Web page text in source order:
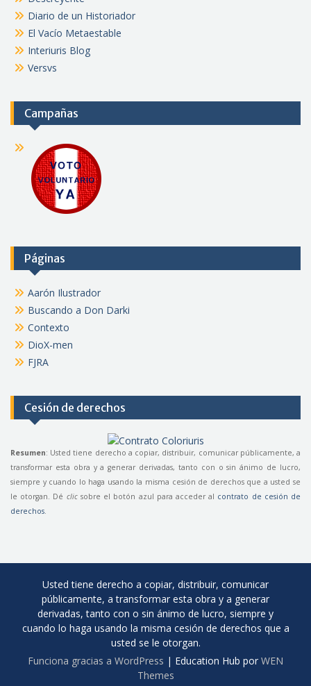
Diario de un Historiador
El Vacío Metaestable
Interiuris Blog
Versvs
Campañas
Páginas
Aarón Ilustrador
Buscando a Don Darki
Contexto
DioX-men
FJRA
Cesión de derechos
Resumen: Usted tiene derecho a copiar, distribuir, comunicar públicamente, a
transformar esta obra y a generar derivadas, tanto con o sin ánimo de lucro,
siempre y cuando lo haga usando la misma cesión de derechos que a usted se
le otorgan. Dé clicsobre el botón azul para acceder al contrato de cesión de
derechos
Usted tiene derecho a copiar, distribuir, comunicar
públicamente, a transformar esta obra y a generar
derivadas, tanto con o sin ánimo de lucro, siempre y
cuando lo haga usando la misma cesión de derechos que a
usted se le otorgan.
Funciona gracias a WordPress | Education Hub por WEN
Themes